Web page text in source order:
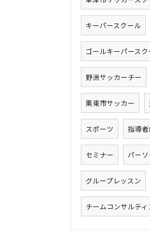
キーパースクール
ゴールキーパースク
野洲サッカーチー
栗東市サッカー
スポーツ 指導
セミナー パー
グループレッスン
チームコンサルティ